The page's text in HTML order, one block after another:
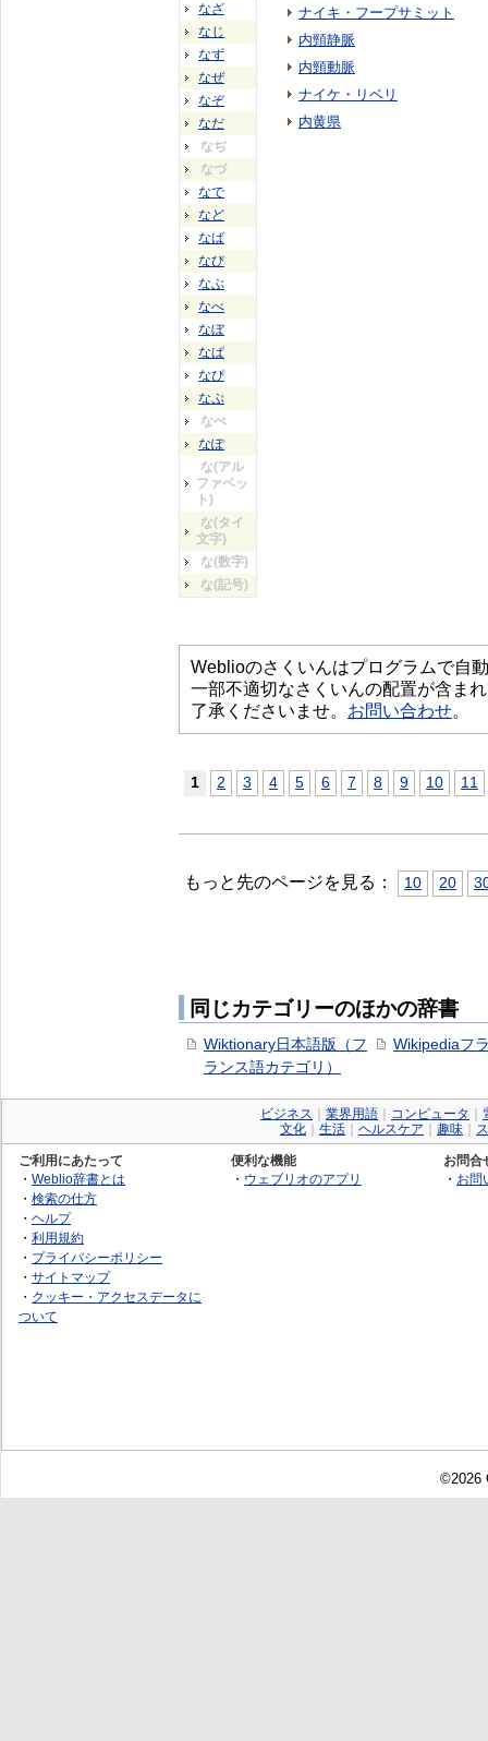
なざ
なじ
なず
なぜ
なぞ
なだ
なぢ
なづ
なで
など
なば
なび
なぶ
なべ
なぼ
なぱ
なぴ
なぷ
なぺ
なぽ
な(アル
ファベッ
ト)
な(タイ
文字)
な(数字)
な(記号)
ナイキ・フープサミット
内頸静脈
内頸動脈
ナイケ・リベリ
内黄県
Weblioのさくいんはプログラムで自
一部不適切なさくいんの配置が含ま
了承くださいませ。 お問い合わせ。
1 2 3 4 5 6 7 8 9 10 11
もっと先のページを見る： 10 20
同じカテゴリーのほかの辞書
Wiktionary日本語版（フ
ランス語カテゴリ）
Wikipediaフ
ビジネス 業界用語 コンピュータ
文化
生活 ヘルスケア 趣味
ご利用にあたって
・ Weblio辞書とは
・ 検索の仕方
・ ヘルプ
・ 利用規約
・ プライバシーポリシー
・ サイトマップ
・ クッキー・アクセスデータに
ついて
便利な機能
・ ウェブリオのアプリ
お問合
・ お問
©2026